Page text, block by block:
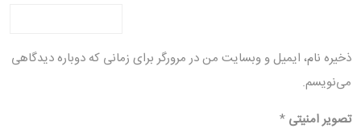
ذخیره نام، ایمیل و وبسایت من در مرورگر برای زمانی که دوباره دیدگاهی
می‌نویسم.
تصویر امنیتی *